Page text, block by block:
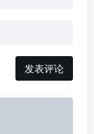
发表评论